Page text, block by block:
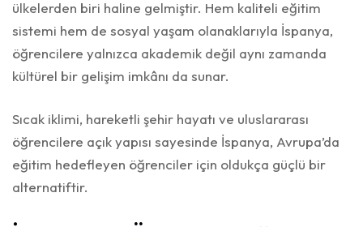
ülkelerden biri haline gelmiştir. Hem kaliteli eğitim
sistemi hem de sosyal yaşam olanaklarıyla İspanya,
öğrencilere yalnızca akademik değil aynı zamanda
kültürel bir gelişim imkânı da sunar.
Sıcak iklimi, hareketli şehir hayatı ve uluslararası
öğrencilere açık yapısı sayesinde İspanya, Avrupa’da
eğitim hedefleyen öğrenciler için oldukça güçlü bir
alternatiftir.